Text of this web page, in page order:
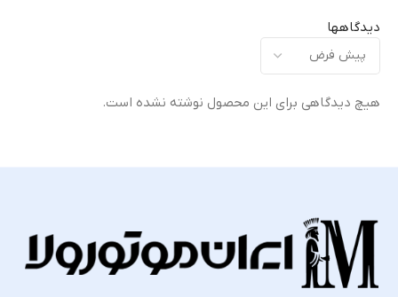
کیفیت ساخت
اورجینال (Original Equipment
دیدگاهها
هیچ دیدگاهی برای این محصول نوشته نشده است.